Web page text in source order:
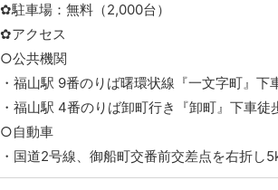
✿駐車場：無料（2,000台）
✿アクセス
○公共機関
・福山駅 9番のりば曙環状線『一文字町』下
・福山駅 4番のりば卸町行き『卸町』下車徒
○自動車
・国道2号線、御船町交番前交差点を右折し